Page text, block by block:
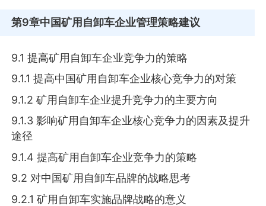
第9章中国矿用自卸车企业管理策略建议
9.1 提高矿用自卸车企业竞争力的策略
9.1.1 提高中国矿用自卸车企业核心竞争力的对策
9.1.2 矿用自卸车企业提升竞争力的主要方向
9.1.3 影响矿用自卸车企业核心竞争力的因素及提升
途径
9.1.4 提高矿用自卸车企业竞争力的策略
9.2 对中国矿用自卸车品牌的战略思考
9.2.1 矿用自卸车实施品牌战略的意义